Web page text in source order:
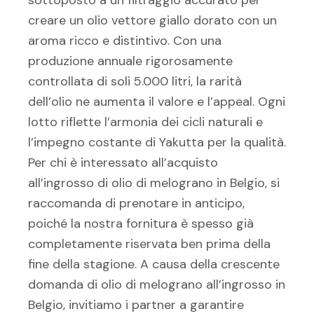
creare un olio vettore giallo dorato con un
aroma ricco e distintivo. Con una
produzione annuale rigorosamente
controllata di soli 5.000 litri, la rarità
dell’olio ne aumenta il valore e l’appeal. Ogni
lotto riflette l’armonia dei cicli naturali e
l’impegno costante di Yakutta per la qualità.
Per chi è interessato all’acquisto
all’ingrosso di olio di melograno in Belgio, si
raccomanda di prenotare in anticipo,
poiché la nostra fornitura è spesso già
completamente riservata ben prima della
fine della stagione. A causa della crescente
domanda di olio di melograno all’ingrosso in
Belgio, invitiamo i partner a garantire